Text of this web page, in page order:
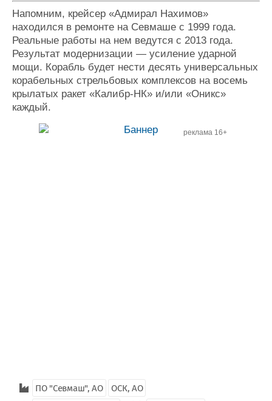
Напомним, крейсер «Адмирал Нахимов»
находился в ремонте на Севмаше с 1999 года.
Реальные работы на нем ведутся с 2013 года.
Результат модернизации — усиление ударной
мощи. Корабль будет нести десять универсальных
корабельных стрельбовых комплексов на восемь
крылатых ракет «Калибр-НК» и/или «Оникс»
каждый.
реклама 16+
ПО "Севмаш", АО
ОСК, АО